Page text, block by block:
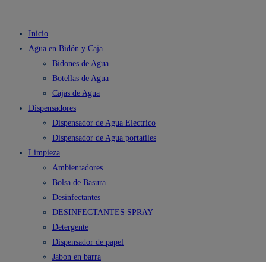
Inicio
Agua en Bidón y Caja
Bidones de Agua
Botellas de Agua
Cajas de Agua
Dispensadores
Dispensador de Agua Electrico
Dispensador de Agua portatiles
Limpieza
Ambientadores
Bolsa de Basura
Desinfectantes
DESINFECTANTES SPRAY
Detergente
Dispensador de papel
Jabon en barra